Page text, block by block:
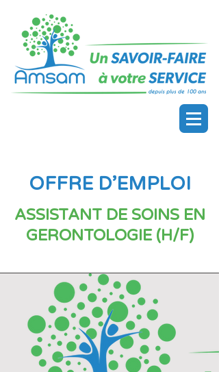
OFFRE D’EMPLOI
ASSISTANT DE SOINS EN
GERONTOLOGIE (H/F)